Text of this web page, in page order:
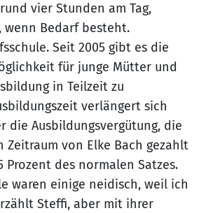
vier Stunden am Tag,
wenn Bedarf besteht.
Seit 2005 gibt es die
für junge Mütter und
in Teilzeit zu
verlängert sich
die Ausbildungsvergütung, die
Zeitraum von Elke Bach gezahlt
Prozent des normalen Satzes.
waren einige neidisch, weil ich
Steffi, aber mit ihrer